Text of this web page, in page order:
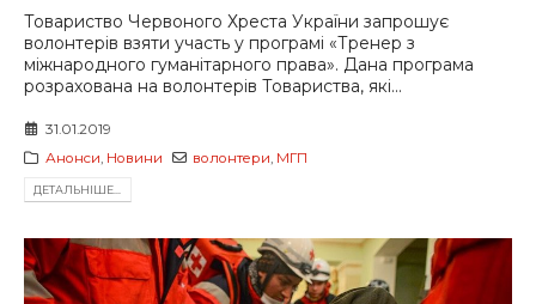
Товариство Червоного Хреста України запрошує
волонтерів взяти участь у програмі «Тренер з
міжнародного гуманітарного права». Дана програма
розрахована на волонтерів Товариства, які...
31.01.2019
Анонси Новини волонтери МГП
ДЕТАЛЬНIШЕ...